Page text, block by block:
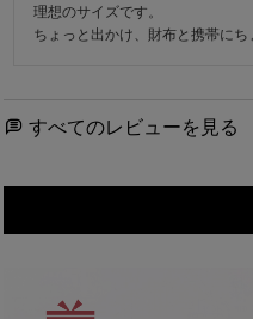
理想のサイズです。
すべてのレビューを見る